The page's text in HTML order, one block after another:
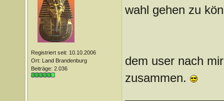
Registriert seit: 10.10.2006
Ort: Land Brandenburg
Beiträge: 2.036
wahl gehen zu
dem user nach
zusammen.